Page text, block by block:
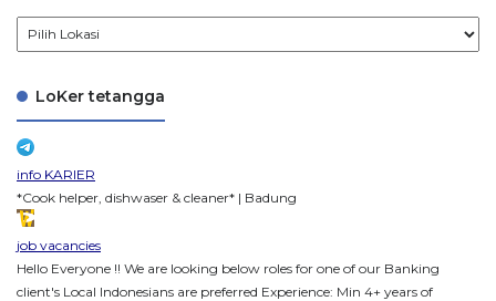
LoKer tetangga
info KARIER
*Cook helper, dishwaser & cleaner* | Badung
job vacancies
Hello Everyone !! We are looking below roles for one of our Banking
client's Local Indonesians are preferred Experience: Min 4+ years of